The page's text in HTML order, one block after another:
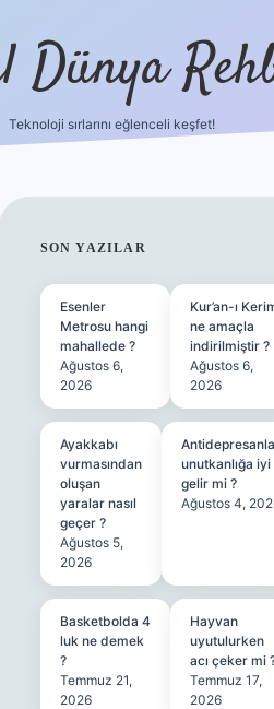
Teknoloji sırlarını eğlenceli keşfet!
SIDEBAR
SON YAZILAR
Esenler
Metrosu hangi
mahallede ?
Ağustos 6,
2026
Kur’an-ı
ne amaçla
indirilmiştir ?
Ağustos 6,
2026
Ayakkabı
vurmasından
oluşan
yaralar nasıl
geçer ?
Ağustos 5,
2026
unutkanlığa iyi
gelir mi ?
Ağustos 4,
Basketbolda 4
luk ne demek
?
Temmuz 21,
2026
Hayvan
uyutulurken
acı çeker mi
Temmuz 17,
2026